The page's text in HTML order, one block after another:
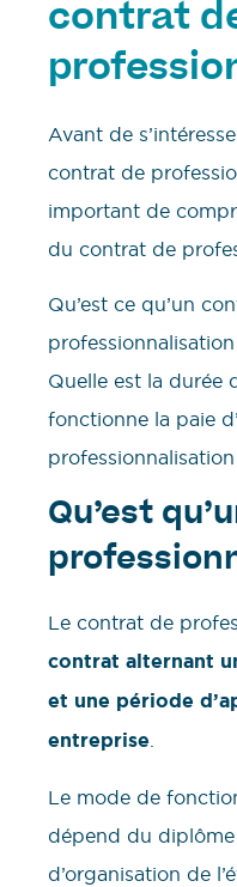
contrat
Avant de
contrat de
important de
du contrat de
Qu’est ce qu’un
Quelle est la durée
fonctionne la paie
professionnalisation
Qu’est
Le contrat de
contrat alternant
et une période
entreprise.
Le mode de
dépend du
d’organisation de